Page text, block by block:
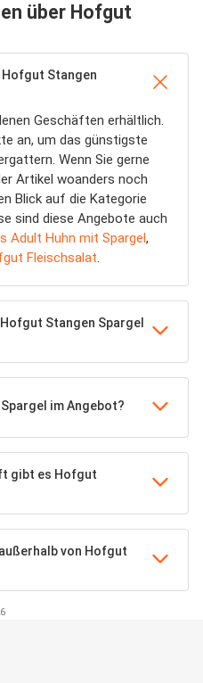
über Hofgut
Stangen
Geschäften erhältlich.
an, um das günstigste
Wenn Sie gerne
Artikel woanders noch
Blick auf die Kategorie
sind diese Angebote auch
Adult Huhn mit Spargel,
Fleischsalat.
Stangen Spargel
im Angebot?
gibt es Hofgut
von Hofgut